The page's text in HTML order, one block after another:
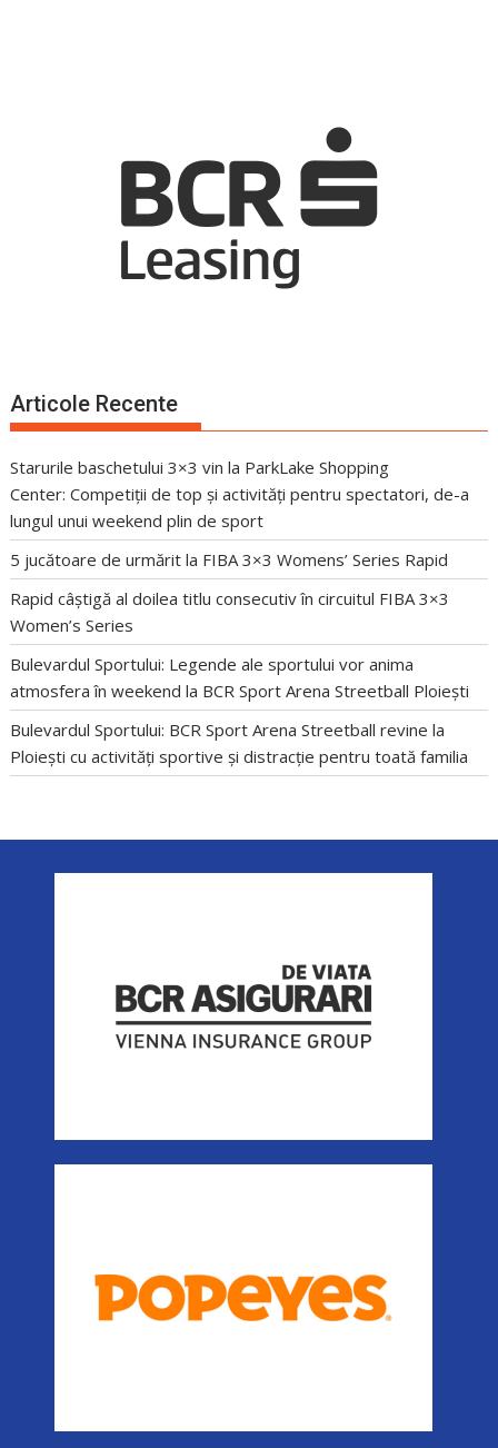
Articole Recente
Starurile baschetului 3×3 vin la ParkLake Shopping
Center: Competiții de top și activități pentru spectatori, de-a
lungul unui weekend plin de sport
5 jucătoare de urmărit la FIBA 3×3 Womens’ Series Rapid
Rapid câștigă al doilea titlu consecutiv în circuitul FIBA 3×3
Women’s Series
Bulevardul Sportului: Legende ale sportului vor anima
atmosfera în weekend la BCR Sport Arena Streetball Ploiești
Bulevardul Sportului: BCR Sport Arena Streetball revine la
Ploiești cu activități sportive și distracție pentru toată familia